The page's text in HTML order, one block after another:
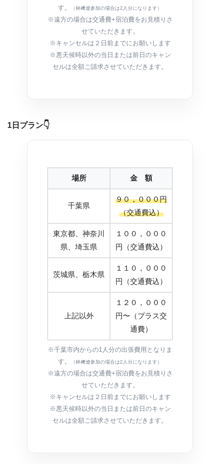
す。
（林﨑遼参加の場合は2人分になります）
※遠方の場合は交通費+宿泊費をお見積りさ
せていただきます。
※キャンセルは２日前までにお願いします
※悪天候時以外の当日または前日のキャン
セルは全額ご請求させていただきます。
1日プラン👇
場所 金 額
千葉県
９０，０００円
（交通費込）
東京都、神奈川
県、埼玉県
１００，０００
円（交通費込）
茨城県、栃木県
１１０，０００
円（交通費込）
上記以外
１２０，０００
円〜（プラス交
通費）
※千葉市内からの1人分の出張費用となりま
す。
（林﨑遼参加の場合は2人分になります）
※遠方の場合は交通費+宿泊費をお見積りさ
せていただきます。
※キャンセルは２日前までにお願いします
※悪天候時以外の当日または前日のキャン
セルは全額ご請求させていただきます。